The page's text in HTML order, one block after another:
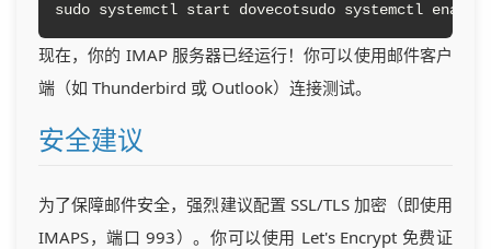
sudo systemctl start dovecotsudo systemctl enable
现在，你的 IMAP 服务器已经运行！你可以使用邮件客户
端（如 Thunderbird 或 Outlook）连接测试。
安全建议
为了保障邮件安全，强烈建议配置 SSL/TLS 加密（即使用
IMAPS，端口 993）。你可以使用 Let's Encrypt 免费证